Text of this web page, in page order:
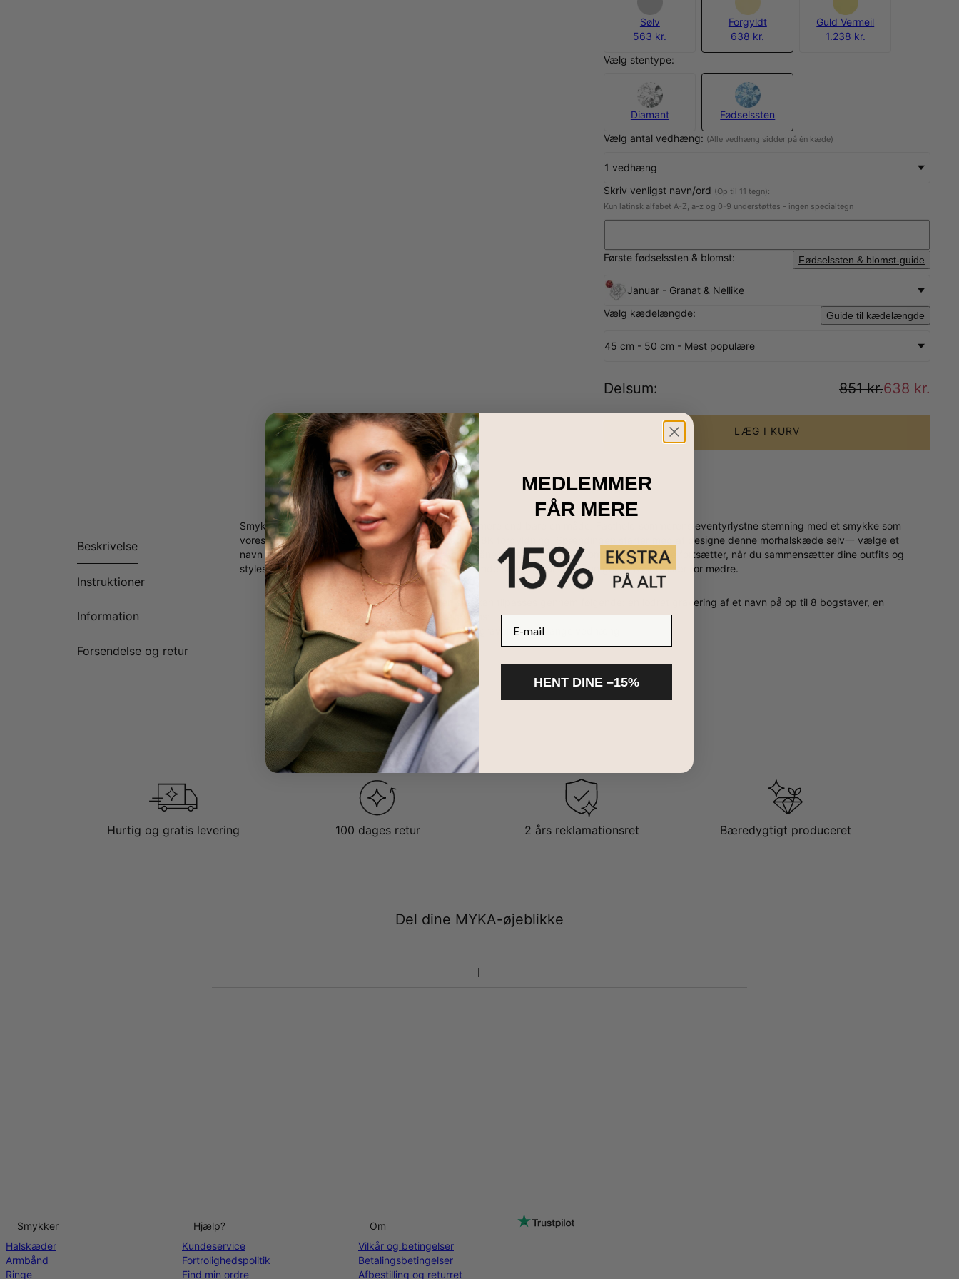
Sølv
563 kr.
Forgyldt
638 kr.
Guld Vermeil
1.238 kr.
Vælg stentype:
Diamant
Fødselssten
Vælg antal vedhæng: (Alle vedhæng sidder på én kæde)
1 vedhæng
Skriv venligst navn/ord (Op til 11 tegn):
Kun latinsk alfabet A-Z, a-z og 0-9 understøttes - ingen specialtegn
Første fødselssten & blomst: Fødselssten & blomst-guide
Januar - Granat & Nellike
Vælg kædelængde:
Guide til kædelængde
45 cm - 50 cm - Mest populære
Delsum: 851 kr.638 kr.
LÆG I KURV
Beskrivelse
Instruktioner
Information
Forsendelse og retur
Smykker der har særlig betydning, er dyrebare på mere end bare en måde. Fasthold sommerens eventyrlystne stemning med et smykke som
vores personlige fødselsblomst og stenhalskæde i 18K forgyldning. Spændingen starter med at designe denne morhalskæde selv一 vælge et
navn til at gravere for hvert vedhæng og matche månedssten og fødselsblomst. Og det sjove fortsætter, når du sammensætter dine outfits og
styles omkring denne halskæde. Dette tankevækkende smykke kan være en god gaveide, især for mødre.
Lavet med 18K forgyldning
Designet med et vedhæng, der hver især kan tilpasses gennem følgende: en lodret gravering af et navn på op til 8 bogstaver, en
månedssten og en matchende fødselsblomst
Leveres med en boblekæde og op til 5 indgraverede rektangelvedhæng
Hurtig og gratis levering 100 dages retur 2 års reklamationsret Bæredygtigt produceret
Del dine MYKA-øjeblikke
Smykker
Halskæder
Armbånd
Ringe
Hjælp?
Kundeservice
Fortrolighedspolitik
Find min ordre
Om
Vilkår og betingelser
Betalingsbetingelser
Afbestilling og returret
MEDLEMMER
FÅR MERE
HENT DINE –15%